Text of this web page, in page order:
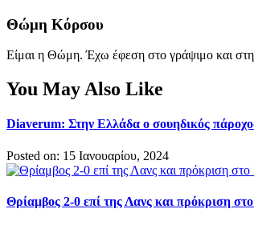
Θώμη Κόρσου
Είμαι η Θώμη. Έχω έφεση στο γράψιμο και
You May Also Like
Diaverum: Στην Ελλάδα ο σουηδικός
Posted on: 15 Ιανουαρίου, 2024
Θρίαμβος 2-0 επί της Λανς και πρόκριση